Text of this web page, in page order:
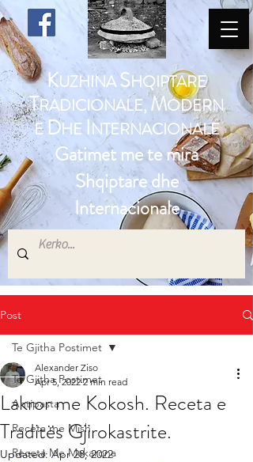
KUZHINASHQIPTARE
TRADICIONALE, MODERN
EDHE INTERNACIONALE
Gatimet me te mira
Shqiptare dhe
Internacionale
Post
Te Gjitha Postimet
Antipasta
Receta me Mish
Receta Me Makarona
Te Gjitha Postimet
Lakror me Kokosh. Receta e
Traditës Gjirokastrite.
Alexander Ziso
Apr 5, 2022 2 min read
Updated:Apr 28, 2022